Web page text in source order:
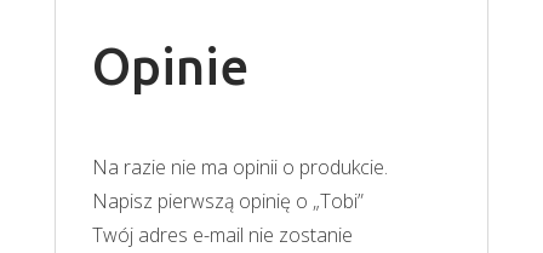
Opinie
Na razie nie ma opinii o produkcie.
Napisz pierwszą opinię o „Tobi”
Twój adres e-mail nie zostanie